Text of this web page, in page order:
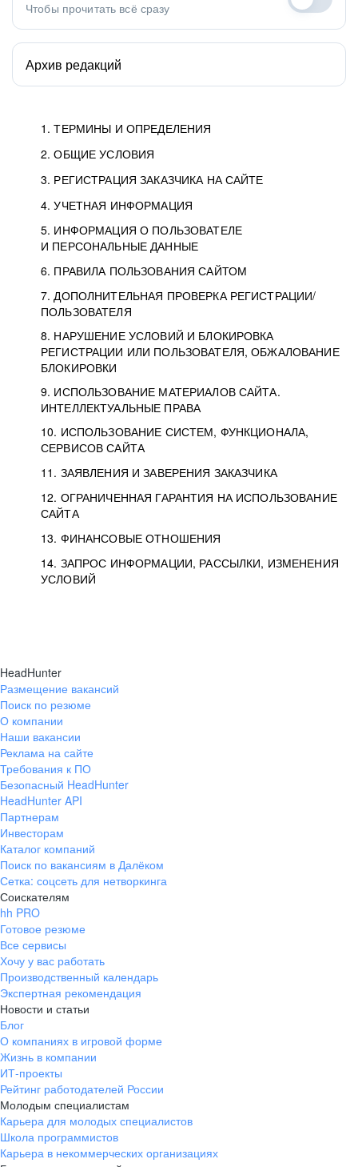
1. ТЕРМИНЫ И ОПРЕДЕЛЕНИЯ
2. ОБЩИЕ УСЛОВИЯ
3. РЕГИСТРАЦИЯ ЗАКАЗЧИКА НА САЙТЕ
4. УЧЕТНАЯ ИНФОРМАЦИЯ
5. ИНФОРМАЦИЯ О ПОЛЬЗОВАТЕЛЕ
И ПЕРСОНАЛЬНЫЕ ДАННЫЕ
6. ПРАВИЛА ПОЛЬЗОВАНИЯ САЙТОМ
7. ДОПОЛНИТЕЛЬНАЯ ПРОВЕРКА РЕГИСТРАЦИИ/
ПОЛЬЗОВАТЕЛЯ
8. НАРУШЕНИЕ УСЛОВИЙ И БЛОКИРОВКА
РЕГИСТРАЦИИ ИЛИ ПОЛЬЗОВАТЕЛЯ, ОБЖАЛОВАНИЕ
БЛОКИРОВКИ
9. ИСПОЛЬЗОВАНИЕ МАТЕРИАЛОВ САЙТА.
ИНТЕЛЛЕКТУАЛЬНЫЕ ПРАВА
10. ИСПОЛЬЗОВАНИЕ СИСТЕМ, ФУНКЦИОНАЛА,
СЕРВИСОВ САЙТА
11. ЗАЯВЛЕНИЯ И ЗАВЕРЕНИЯ ЗАКАЗЧИКА
12. ОГРАНИЧЕННАЯ ГАРАНТИЯ НА ИСПОЛЬЗОВАНИЕ
САЙТА
13. ФИНАНСОВЫЕ ОТНОШЕНИЯ
14. ЗАПРОС ИНФОРМАЦИИ, РАССЫЛКИ, ИЗМЕНЕНИЯ
УСЛОВИЙ
Чтобы прочитать всё сразу
Архив редакций
HeadHunter
Размещение вакансий
Поиск по резюме
О компании
Наши вакансии
Реклама на сайте
Требования к ПО
Безопасный HeadHunter
HeadHunter API
Партнерам
Инвесторам
Каталог компаний
Поиск по вакансиям в Далёком
Сетка: соцсеть для нетворкинга
Соискателям
hh PRO
Готовое резюме
Все сервисы
Хочу у вас работать
Производственный календарь
Экспертная рекомендация
Новости и статьи
Блог
О компаниях в игровой форме
Жизнь в компании
ИТ-проекты
Рейтинг работодателей России
Молодым специалистам
Карьера для молодых специалистов
Школа программистов
Карьера в некоммерческих организациях